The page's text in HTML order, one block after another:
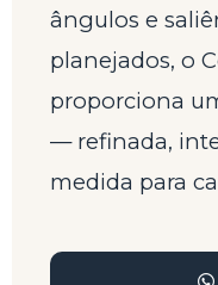
ângulos e
planejados, o
proporciona
— refinada,
medida para